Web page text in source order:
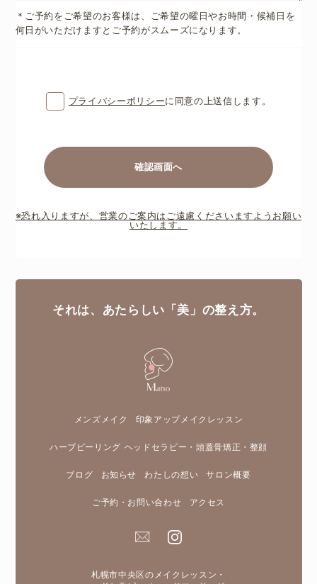
＊ご予約をご希望のお客様は、ご希望の曜日やお時間・候補日を
何日がいただけますとご予約がスムーズになります。
プライバシーポリシーに同意の上送信します。
※恐れ入りますが、営業のご案内はご遠慮くださいますようお願い
いたします。
それは、あたらしい「美」の整え方。
メンズメイク 印象アップメイクレッスン
ハーブピーリング ヘッドセラピー・頭蓋骨矯正・整顔
ブログ お知らせ わたしの想い サロン概要
ご予約・お問い合わせ アクセス
札幌市中央区のメイクレッスン・